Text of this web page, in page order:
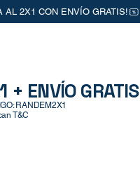
+ ENVÍO GRATIS
RANDEM2X1
T&C